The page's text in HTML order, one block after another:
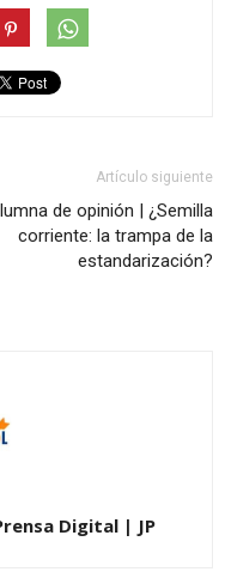
Artículo siguiente
de opinión | ¿Semilla
corriente: la trampa de la
estandarización?
Digital | JP